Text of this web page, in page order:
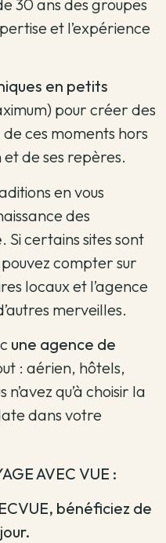
30 ans des groupes
et l’expérience
en petits
pour créer des
ces moments hors
de ses repères.
en vous
des
. Si certains sites sont
compter sur
locaux et l’agence
merveilles.
une agence de
: aérien, hôtels,
qu’à choisir la
dans votre
AVEC VUE :
bénéficiez de